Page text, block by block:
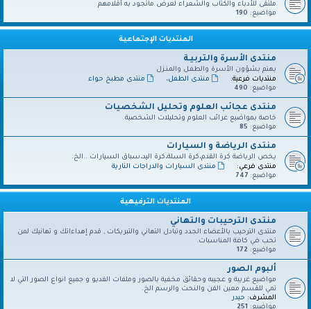
ملتقى للأدباء والكتاب والشعراء لعرض ماتجود به أقلامهم
مواضيع: 190
المنتديات الإجتماعية
منتدى الأسرة والتربيـة
يهتم بشؤون الأسرة والطفـل والمنـزل
منتديات فرعية:
منتدى الطفل،
منتدى مطبخ حواء
مواضيع: 490
منتدى عجائب العلوم وتحليل الشخصيات
خاصة بمواضيع غرائب العلوم وتحليلات الشخصية
مواضيع: 85
منتدى الرياضة و السيارات
يخص الرياضة كرة القدم،كرة السلة،كرة اليد،سباق السيارات ..الخ.
منتدى فرعي:
منتدى السيارات والدراجات النارية
مواضيع: 747
المنتديات الترفيهية
منتدى الترحيبات والتهاني
منتدى الترحيب بالأعضاء الجدد وتبادل التهاني والتبريكات , قدم إهداءاتك و تهانيك لمن
تحب في كافة المناسبات.
مواضيع: 172
ألبوم الصور
مواضيع غريبة و عجيبه وحقائق مخفية بالصور وملفات الفديو و جميع انواع الصور التي لا
تمي للقسم معين الفن والنحت والرسم الخ.
المشرف: حيدر
مواضيع: 251